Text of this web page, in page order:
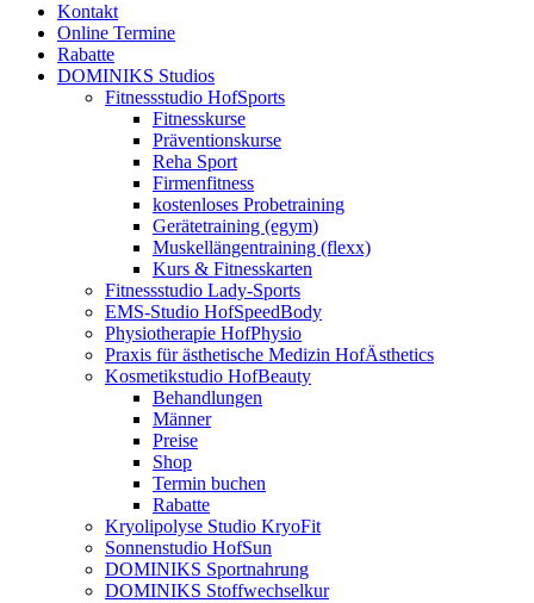
Kontakt
Online Termine
Rabatte
DOMINIKS Studios
Fitnessstudio HofSports
Fitnesskurse
Präventionskurse
Reha Sport
Firmenfitness
kostenloses Probetraining
Gerätetraining (egym)
Muskellängentraining (flexx)
Kurs & Fitnesskarten
Fitnessstudio Lady-Sports
EMS-Studio HofSpeedBody
Physiotherapie HofPhysio
Praxis für ästhetische Medizin HofÄsthetics
Kosmetikstudio HofBeauty
Behandlungen
Männer
Preise
Shop
Termin buchen
Rabatte
Kryolipolyse Studio KryoFit
Sonnenstudio HofSun
DOMINIKS Sportnahrung
DOMINIKS Stoffwechselkur